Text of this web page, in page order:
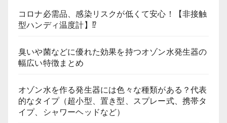
コロナ必需品、感染リスクが低くて安心！【非接触
型ハンディ温度計】⁉
臭いや菌などに優れた効果を持つオゾン水発生器の
幅広い特徴まとめ
オゾン水を作る発生器には色々な種類がある？代表
的なタイプ（超小型、置き型、スプレー式、携帯タ
イプ、シャワーヘッドなど）